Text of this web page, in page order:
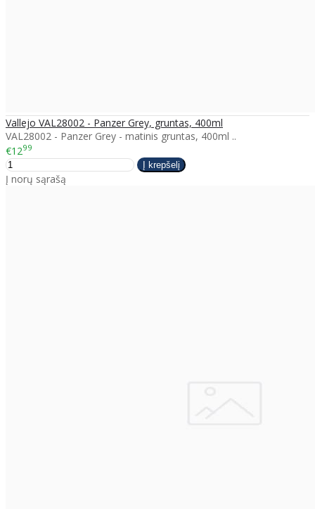
Vallejo VAL28002 - Panzer Grey, gruntas, 400ml
VAL28002 - Panzer Grey - matinis gruntas, 400ml ..
€1299
Į norų sąrašą